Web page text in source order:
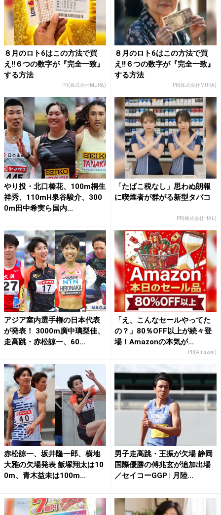
８月のロト6はこの方法で買
え!!６つの数字が『完全一致』
する方法
PR(株式会社MURA)
８月のロト6はこの方法で買
え!!６つの数字が『完全一致』
する方法
PR(株式会社MURA)
やり投・北口榛花、100m桐生
祥秀、110mH泉谷駿介、300
0m田中希実ら国内...
「たばこ税なし」思わぬ朗報
に喫煙者が群がる新型タバコ
PR(株式会社HAL)
アジア室内選手権の日本代表
が発表！ 3000m廣中璃梨佳、
走高跳・赤松諒一、60...
「え、こんなセールやってた
の？」80％OFF以上が続々登
場！Amazonの本気が...
PR(Amazon)
赤松諒一、坂井隆一郎、横地
大雅の欠場発表 飯塚翔太は10
0m、青木益未は100m...
男子走高跳・王振が欠場 静岡
国際優勝の傅兆玄が追加出場
／セイコーGGP | 月陸...